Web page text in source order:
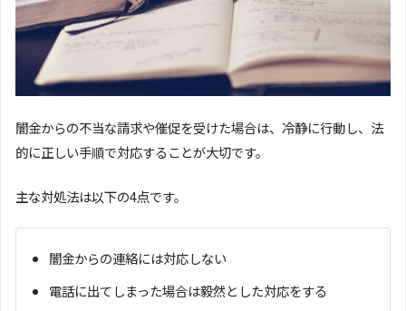
闇金からの不当な請求や催促を受けた場合は、冷静に行動し、法
的に正しい手順で対応することが大切です。
主な対処法は以下の4点です。
闇金からの連絡には対応しない
電話に出てしまった場合は毅然とした対応をする